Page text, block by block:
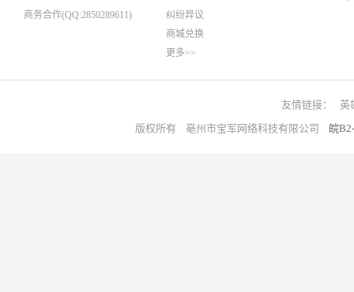
商务合作(QQ:2850289611)
纠纷异议
商城兑换
更多>>
友情链接：
英
版权所有 亳州市宝军网络科技有限公司 皖